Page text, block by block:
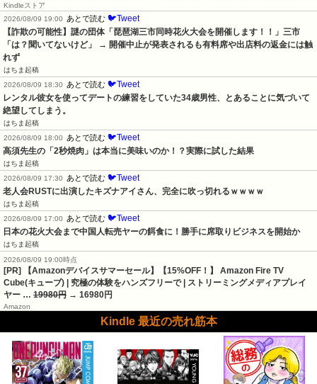
Kindleストア
2026/08/09 19:00
あとで読む 🐦Tweet
【詐欺の可能性】謎の団体「琵琶湖三市同時花火大会を開催します！！」三市
「は？聞いてないけど」 → 開催中止が発表されるも有料席や出店料の返金には触
れず
はちま起稿
2026/08/09 18:30
あとで読む 🐦Tweet
レンタル彼女を使ってデートの練習をしていた34歳男性、とあることに気づいて
絶望してしまう。
はちま起稿
2026/08/09 18:00
あとで読む 🐦Tweet
高須先生の「2秒焼肉」は本当に美味いのか！？実際に試した結果
はちま起稿
2026/08/09 17:30
あとで読む 🐦Tweet
老人会RUSTに出演したキズナアイさん、完全に吹っ切れるｗｗｗｗ
はちま起稿
2026/08/09 17:00
あとで読む 🐦Tweet
日本の花火大会まで中国人転売ヤーの餌食に！勝手に席取りビジネスを開始か
はちま起稿
2026/08/09 19:00時点
[PR] 【Amazonデバイスサマーセール】【15%OFF！】 Amazon Fire TV
Cube(キューブ) | 究極の体験をハンズフリーで | ストリーミングメディアプレイ
ヤー … 19980円 → 16980円
Amazon
Kindle 最近の売れ筋本